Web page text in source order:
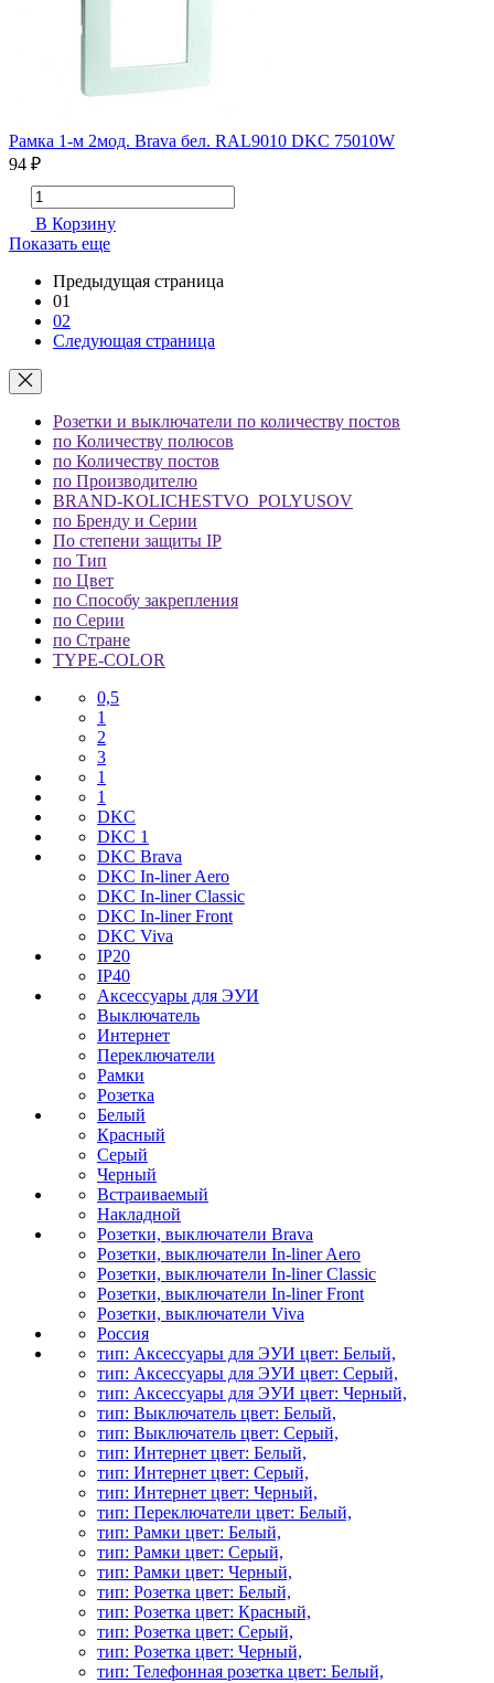
Рамка 1-м 2мод. Brava бел. RAL9010 DKC 75010W
94 ₽
В Корзину
Показать еще
Предыдущая страница
01
02
Следующая страница
Розетки и выключатели по количеству постов
по Количеству полюсов
по Количеству постов
по Производителю
BRAND-KOLICHESTVO_POLYUSOV
по Бренду и Серии
По степени защиты IP
по Тип
по Цвет
по Способу закрепления
по Серии
по Стране
TYPE-COLOR
0,5
1
2
3
1
1
DKC
DKC 1
DKC Brava
DKC In-liner Aero
DKC In-liner Classic
DKC In-liner Front
DKC Viva
IP20
IP40
Аксессуары для ЭУИ
Выключатель
Интернет
Переключатели
Рамки
Розетка
Белый
Красный
Серый
Черный
Встраиваемый
Накладной
Розетки, выключатели Brava
Розетки, выключатели In-liner Aero
Розетки, выключатели In-liner Classic
Розетки, выключатели In-liner Front
Розетки, выключатели Viva
Россия
тип: Аксессуары для ЭУИ цвет: Белый,
тип: Аксессуары для ЭУИ цвет: Серый,
тип: Аксессуары для ЭУИ цвет: Черный,
тип: Выключатель цвет: Белый,
тип: Выключатель цвет: Серый,
тип: Интернет цвет: Белый,
тип: Интернет цвет: Серый,
тип: Интернет цвет: Черный,
тип: Переключатели цвет: Белый,
тип: Рамки цвет: Белый,
тип: Рамки цвет: Серый,
тип: Рамки цвет: Черный,
тип: Розетка цвет: Белый,
тип: Розетка цвет: Красный,
тип: Розетка цвет: Серый,
тип: Розетка цвет: Черный,
тип: Телефонная розетка цвет: Белый,